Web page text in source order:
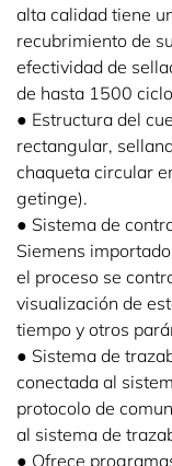
alta calidad tiene
recubrimiento de
efectividad de
de hasta 1500
● Estructura del
rectangular,
chaqueta circular
getinge).
● Sistema de
Siemens
el proceso se
visualización de
tiempo y otros
● Sistema de
conectada al
protocolo de
al sistema de
● Ofrece